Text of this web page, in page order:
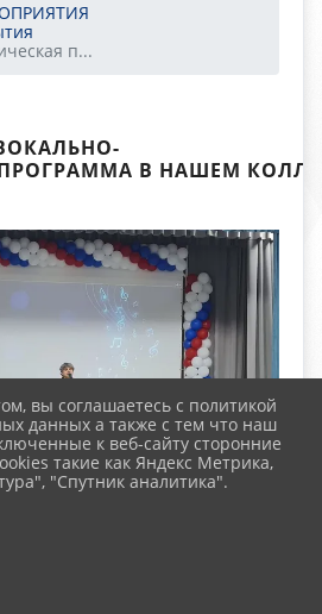
п...
В НАШЕМ
вы соглашаетесь с политикой
данных а также с тем что наш
к веб-сайту сторонние
такие как Яндекс Метрика,
"Спутник аналитика".